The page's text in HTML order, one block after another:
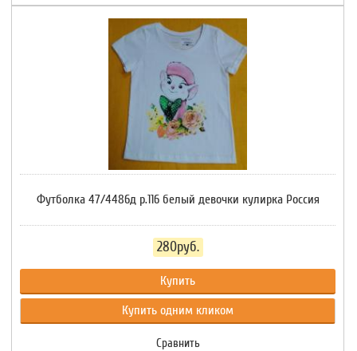
Футболка 47/4486д р.116 белый девочки кулирка Россия
280руб.
Купить
Купить одним кликом
Сравнить